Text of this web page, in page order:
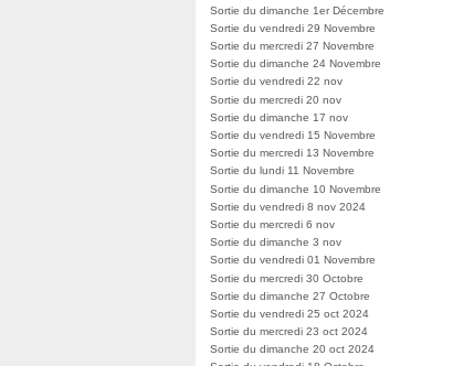
Sortie du dimanche 1er Décembre
Sortie du vendredi 29 Novembre
Sortie du mercredi 27 Novembre
Sortie du dimanche 24 Novembre
Sortie du vendredi 22 nov
Sortie du mercredi 20 nov
Sortie du dimanche 17 nov
Sortie du vendredi 15 Novembre
Sortie du mercredi 13 Novembre
Sortie du lundi 11 Novembre
Sortie du dimanche 10 Novembre
Sortie du vendredi 8 nov 2024
Sortie du mercredi 6 nov
Sortie du dimanche 3 nov
Sortie du vendredi 01 Novembre
Sortie du mercredi 30 Octobre
Sortie du dimanche 27 Octobre
Sortie du vendredi 25 oct 2024
Sortie du mercredi 23 oct 2024
Sortie du dimanche 20 oct 2024